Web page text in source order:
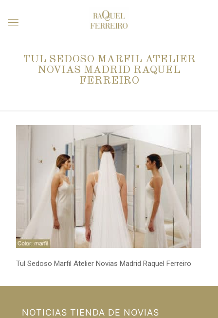
TUL SEDOSO MARFIL ATELIER
NOVIAS MADRID RAQUEL
FERREIRO
Tul Sedoso Marfil Atelier Novias Madrid Raquel Ferreiro
NOTICIAS TIENDA DE NOVIAS